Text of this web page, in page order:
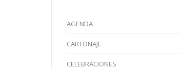
AGENDA
CARTONAJE
CELEBRACIONES